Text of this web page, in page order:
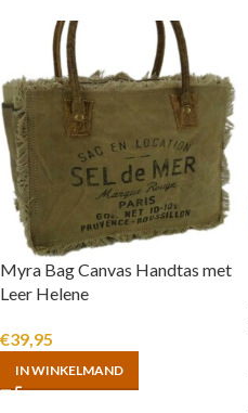
Myra Bag Canvas Handtas met
Leer Helene
€39,95
IN WINKELMAND